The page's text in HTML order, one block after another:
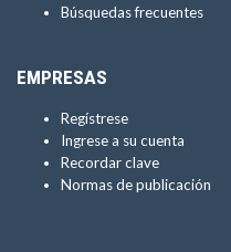
Búsquedas frecuentes
EMPRESAS
Regístrese
Ingrese a su cuenta
Recordar clave
Normas de publicación